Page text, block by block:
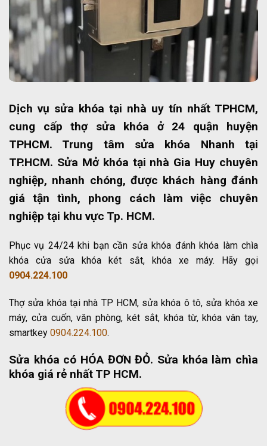
Dịch vụ sửa khóa tại nhà uy tín nhất TPHCM,
cung cấp thợ sửa khóa ở 24 quận huyện
TPHCM. Trung tâm sửa khóa Nhanh tại
TP.HCM. Sửa Mở khóa tại nhà Gia Huy chuyên
nghiệp, nhanh chóng, được khách hàng đánh
giá tận tình, phong cách làm việc chuyên
nghiệp tại khu vực Tp. HCM.
Phục vụ 24/24 khi bạn cần sửa khóa đánh khóa làm chìa
khóa cửa sửa khóa két sắt, khóa xe máy. Hãy gọi
0904.224.100
Thợ sửa khóa tại nhà TP HCM, sửa khóa ô tô, sửa khóa xe
máy, cửa cuốn, văn phòng, két sắt, khóa từ, khóa vân tay,
smartkey 0904.224.100.
Sửa khóa có HÓA ĐƠN ĐỎ. Sửa khóa làm chìa
khóa giá rẻ nhất TP HCM.